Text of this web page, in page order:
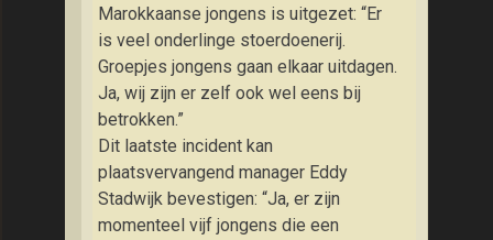
Marokkaanse jongens is uitgezet: “Er
is veel onderlinge stoerdoenerij.
Groepjes jongens gaan elkaar uitdagen.
Ja, wij zijn er zelf ook wel eens bij
betrokken.”
Dit laatste incident kan
plaatsvervangend manager Eddy
Stadwijk bevestigen: “Ja, er zijn
momenteel vijf jongens die een